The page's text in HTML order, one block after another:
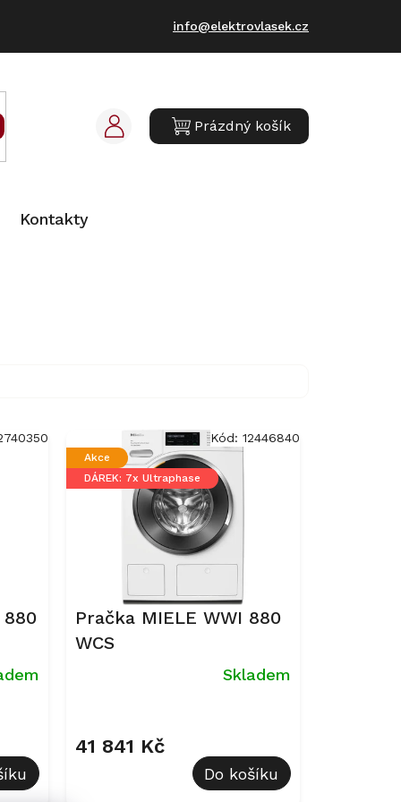
info@elektrovlasek.cz
NÁKUPNÍ
Prázdný košík
Kontakty
880
Akce
DÁREK: 7x Ultraphase
Pračka MIELE WWI 880
WCS
produktu
je
Skladem
41 841 Kč
Do košíku
Kód: 12446840